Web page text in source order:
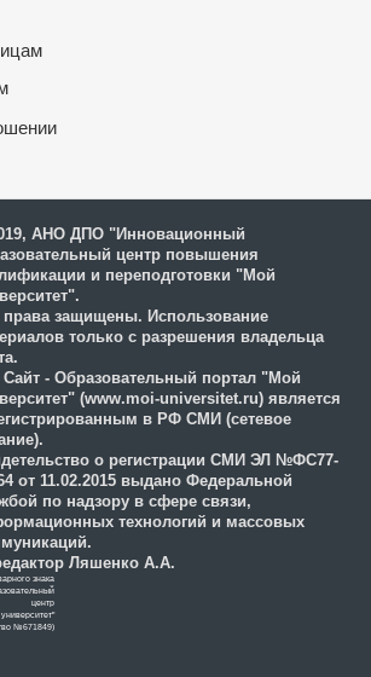
АНО ДПО "Инновационный
центр повышения
и переподготовки "Мой
права защищены. Использование
только с разрешения владельца
Сайт - Образовательный портал "Мой
(www.moi-universitet.ru) является
в РФ СМИ (сетевое
о регистрации СМИ ЭЛ №ФС77-
от 11.02.2015 выдано Федеральной
по надзору в сфере связи,
технологий и массовых
Ляшенко А.А.
знака
цeнтр
№671849)